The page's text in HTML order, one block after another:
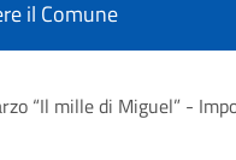
il Comune
“Il mille di Miguel” -